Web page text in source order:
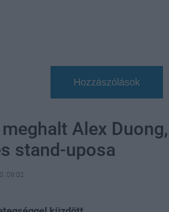
Hozzászólások
Alex
stand-uposa
09:02